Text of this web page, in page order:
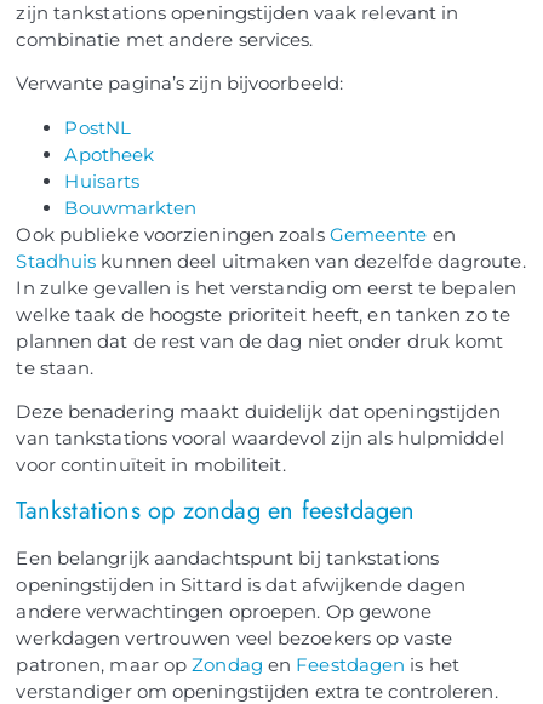
zijn tankstations openingstijden vaak relevant in
combinatie met andere services.
Verwante pagina’s zijn bijvoorbeeld:
PostNL
Apotheek
Huisarts
Bouwmarkten
Ook publieke voorzieningen zoals Gemeente en
Stadhuis kunnen deel uitmaken van dezelfde dagroute.
In zulke gevallen is het verstandig om eerst te bepalen
welke taak de hoogste prioriteit heeft, en tanken zo te
plannen dat de rest van de dag niet onder druk komt
te staan.
Deze benadering maakt duidelijk dat openingstijden
van tankstations vooral waardevol zijn als hulpmiddel
voor continuïteit in mobiliteit.
Tankstations op zondag en feestdagen
Een belangrijk aandachtspunt bij tankstations
openingstijden in Sittard is dat afwijkende dagen
andere verwachtingen oproepen. Op gewone
werkdagen vertrouwen veel bezoekers op vaste
patronen, maar opZondag en Feestdagen is het
verstandiger om openingstijden extra te controleren.